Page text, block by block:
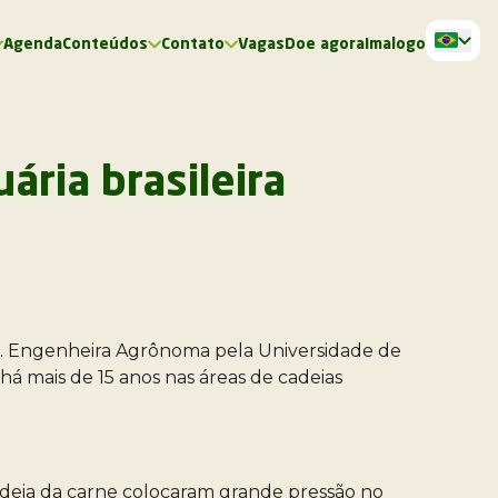
AgendaConteúdos Contato VagasDoe agora Imalogo
brasileira
Agrônoma pela Universidade de
de 15 anos nas áreas de cadeias
da carne colocaram grande pressão no